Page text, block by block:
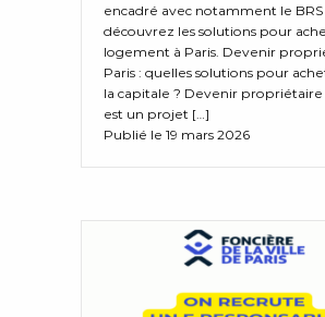
encadré avec notamment le BRS
découvrez les solutions pour
logement à Paris. Devenir
Paris : quelles solutions pour
la capitale ? Devenir propriétaire
est un projet […]
Publié le 19 mars 2026